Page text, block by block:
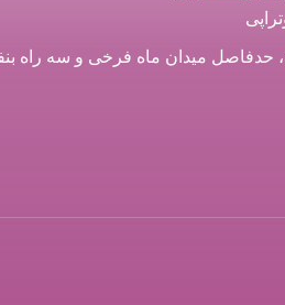
میدان ماه فرخی و سه راه بنفشه،